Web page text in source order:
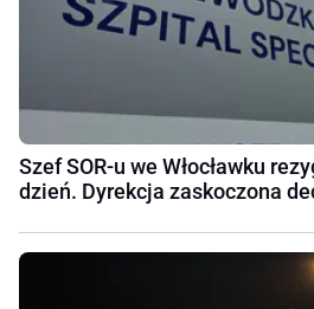
Szef SOR-u we Włocławku
dzień. Dyrekcja zaskoczona